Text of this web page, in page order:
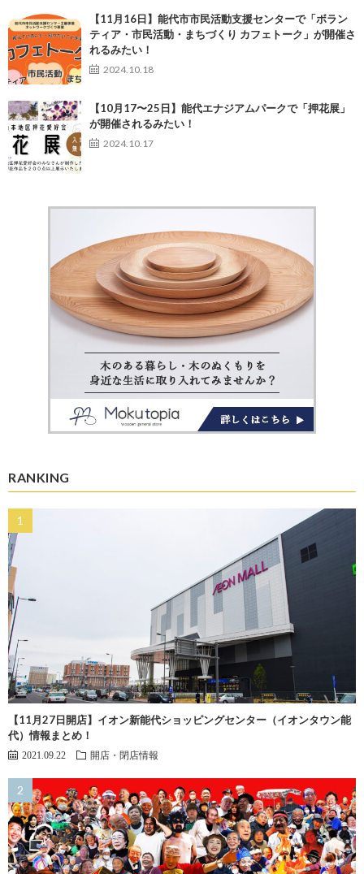
【11月16日】能代市市民活動支援センターで「ボラン
ティア・市民活動・まちづくり カフェトーク」が開催さ
れるみたい！
2024.10.18
【10月17〜25日】能代エナジアムパークで「押花展」
が開催されるみたい！
2024.10.17
RANKING
【11月27日開店】イオン新能代ショッピングセンター（イオンタウン能
代）情報まとめ！
2021.09.22 開店・閉店情報